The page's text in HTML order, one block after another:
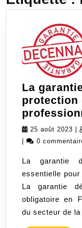
La
protection
25 août 2023 25
0
La garantie
essentielle
La garantie
obligatoire en
du secteur de